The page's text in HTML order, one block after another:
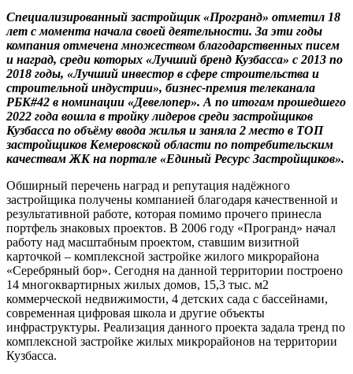
Специализированный застройщик «Програнд» отметил 18
лет с момента начала своей деятельности. За эти годы
компания отмечена множеством благодарственных писем
и наград, среди которых «Лучший бренд Кузбасса» с 2013 по
2018 годы, «Лучший инвестор в сфере строительства и
строительной индустрии», бизнес-премия телеканала
РБК#42 в номинации «Девелопер». А по итогам прошедшего
2022 года вошла в тройку лидеров среди застройщиков
Кузбасса по объёму ввода жилья и заняла 2 место в ТОП
застройщиков Кемеровской области по потребительским
качествам ЖК на портале «Единый Ресурс Застройщиков».
Обширный перечень наград и репутация надёжного
застройщика получены компанией благодаря качественной и
результативной работе, которая помимо прочего принесла
портфель знаковых проектов. В 2006 году «Програнд» начал
работу над масштабным проектом, ставшим визитной
карточкой – комплексной застройке жилого микрорайона
«Серебряный бор». Сегодня на данной территории построено
14 многоквартирных жилых домов, 15,3 тыс. м2
коммерческой недвижимости, 4 детских сада с бассейнами,
современная цифровая школа и другие объекты
инфраструктуры. Реализация данного проекта задала тренд по
комплексной застройке жилых микрорайонов на территории
Кузбасса.